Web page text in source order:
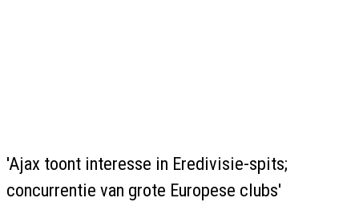
'Ajax toont interesse in Eredivisie-spits;
concurrentie van grote Europese clubs'